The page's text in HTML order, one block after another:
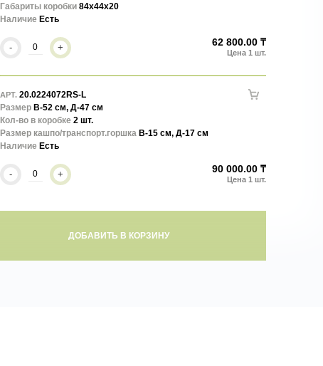
Габариты коробки 84x44x20
Наличие Есть
- + 62 800.00 ₸
АРТ. 20.0224072RS-L
Размер В-52 см, Д-47 см
Кол-во в коробке 2 шт.
Размер кашпо/транспорт.горшка В-15 см, Д-17 см
Наличие Есть
- + 90 000.00 ₸
ДОБАВИТЬ В КОРЗИНУ